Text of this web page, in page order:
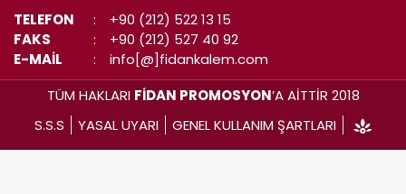
TELEFON :
+90 (212) 522 13 15
FAKS
:
+90 (212) 527 40 92
E-MAİL
:
info[@]fidankalem.com
TÜM HAKLARI FİDAN PROMOSYON’A AİTTİR 2018
S.S.S
YASAL UYARI GENEL KULLANIM ŞARTLARI